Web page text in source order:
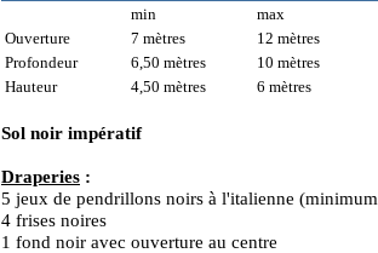
min
max
Ouverture
7 mètres
12 mètres
Profondeur
6,50 mètres
10 mètres
Hauteur
4,50 mètres 6 mètres
Sol noir impératif
Draperies :
5 jeux de pendrillons noirs à l'italienne
4 frises noires
1 fond noir avec ouverture au centre